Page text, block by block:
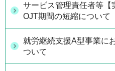
サービス管理責任者等【
OJT期間の短縮について
就労継続支援A型事業に
ついて